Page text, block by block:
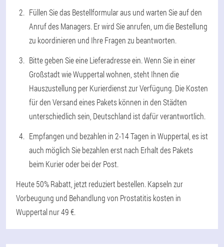
Füllen Sie das Bestellformular aus und warten Sie auf den
Anruf des Managers. Er wird Sie anrufen, um die Bestellung
zu koordinieren und Ihre Fragen zu beantworten.
Bitte geben Sie eine Lieferadresse ein. Wenn Sie in einer
Großstadt wie Wuppertal wohnen, steht Ihnen die
Hauszustellung per Kurierdienst zur Verfügung. Die Kosten
für den Versand eines Pakets können in den Städten
unterschiedlich sein, Deutschland ist dafür verantwortlich.
Empfangen und bezahlen in 2-14 Tagen in Wuppertal, es ist
auch möglich Sie bezahlen erst nach Erhalt des Pakets
beim Kurier oder bei der Post.
Heute 50% Rabatt, jetzt reduziert bestellen. Kapseln zur
Vorbeugung und Behandlung von Prostatitis kosten in
Wuppertal nur 49 €.